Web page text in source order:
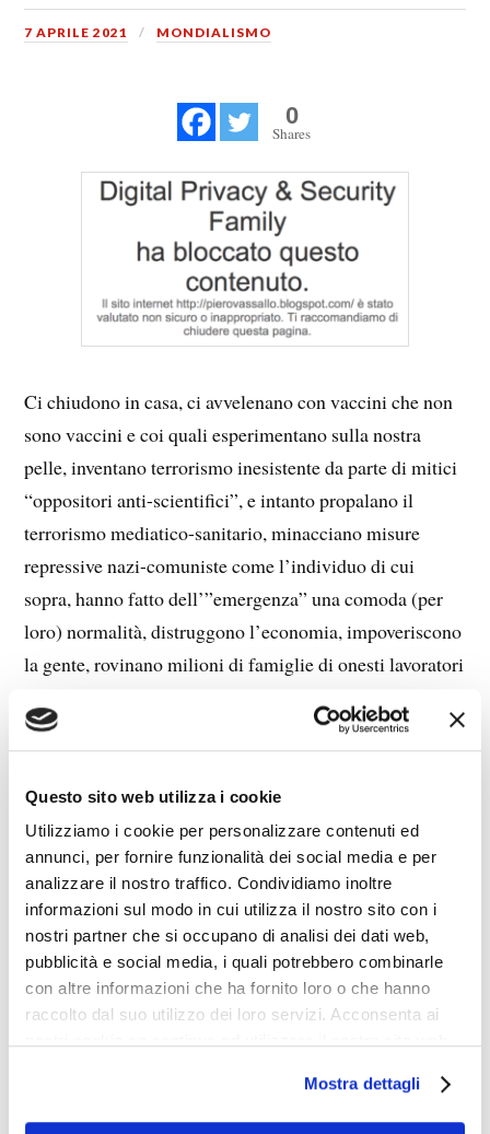
Questo sito web utilizza i cookie
Utilizziamo i cookie per personalizzare contenuti ed
annunci, per fornire funzionalità dei social media e per
analizzare il nostro traffico. Condividiamo inoltre
informazioni sul modo in cui utilizza il nostro sito con i
nostri partner che si occupano di analisi dei dati web,
pubblicità e social media, i quali potrebbero combinarle
con altre informazioni che ha fornito loro o che hanno
raccolto dal suo utilizzo dei loro servizi. Acconsenta ai
Mostra dettagli
7 APRILE 2021 MONDIALISMO
0
Shares
Ci chiudono in casa, ci avvelenano con vaccini che non
sono vaccini e coi quali esperimentano sulla nostra
pelle, inventano terrorismo inesistente da parte di mitici
“oppositori anti-scientifici”, e intanto propalano il
terrorismo mediatico-sanitario, minacciano misure
repressive nazi-comuniste come l’individuo di cui
sopra, hanno fatto dell’”emergenza” una comoda (per
loro) normalità, distruggono l’economia, impoveriscono
la gente, rovinano milioni di famiglie di onesti lavoratori
la delinquenza).
Da multi-miliardari, i membri dell’élite controllano Big
Pharma diventano super-miliardari a nostre spese. E
quanto all’efficacia dei vaccini, vedi l’articolo
“Vaccinate, vaccinate, qualche cosa resterà” in questo
stesso sito <www.itrigotti.it>.
Ma fate presto prima che l’occhiuta censura di regime
mi blocchi di nuovo su Facciabbucco senza dare
spiegazioni.